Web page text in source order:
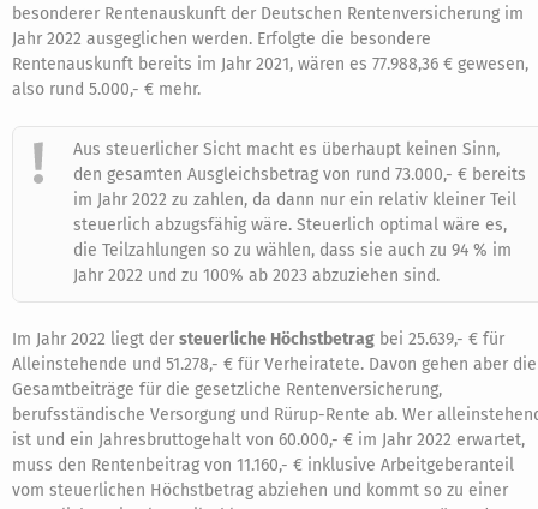
besonderer Rentenauskunft der Deutschen Rentenversicherung im
Jahr 2022 ausgeglichen werden. Erfolgte die besondere
Rentenauskunft bereits im Jahr 2021, wären es 77.988,36 € gewesen,
also rund 5.000,- € mehr.
Aus steuerlicher Sicht macht es überhaupt keinen Sinn,
den gesamten Ausgleichsbetrag von rund 73.000,- € bereits
im Jahr 2022 zu zahlen, da dann nur ein relativ kleiner Teil
steuerlich abzugsfähig wäre. Steuerlich optimal wäre es,
die Teilzahlungen so zu wählen, dass sie auch zu 94 % im
Jahr 2022 und zu 100% ab 2023 abzuziehen sind.
Im Jahr 2022 liegt der steuerliche Höchstbetrag bei 25.639,- € für
Alleinstehende und 51.278,- € für Verheiratete. Davon gehen aber die
Gesamtbeiträge für die gesetzliche Rentenversicherung,
berufsständische Versorgung und Rürup-Rente ab. Wer
ist und ein Jahresbruttogehalt von 60.000,- € im Jahr 2022 erwartet,
muss den Rentenbeitrag von 11.160,- € inklusive Arbeitgeberanteil
vom steuerlichen Höchstbetrag abziehen und kommt so zu einer